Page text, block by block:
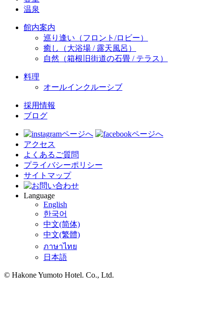
温泉
館内案内
巡り逢い（フロント/ロビー）
癒し（大浴場 / 露天風呂）
自然（箱根旧街道の石畳 / テラス）
料理
オールインクルーシブ
採用情報
ブログ
アクセス
よくあるご質問
プライバシーポリシー
サイトマップ
Language
English
한국어
中文(简体)
中文(繁體)
ภาษาไทย
日本語
© Hakone Yumoto Hotel. Co., Ltd.